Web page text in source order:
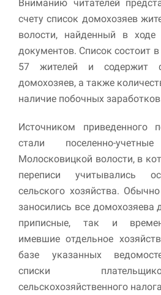
Вниманию читателей
счету список домохозяев
волости, найденный в ходе
документов. Список состоит
57 жителей и содержит
домохозяев, а также
наличие побочных
Источником приведенного
стали поселенно-
Молосковицкой волости, в
переписи учитывались
сельского хозяйства.
заносились все домохозяева
приписные, так и
имевшие отдельное
базе указанных
списки
сельскохозяйственного